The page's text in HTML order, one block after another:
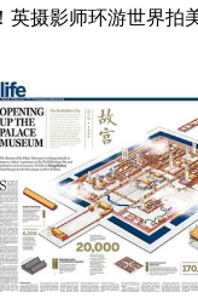
英摄影师环游世界拍